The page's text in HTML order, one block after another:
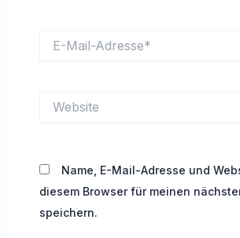
Mail-
Name, E-Mail-Adresse und
diesem Browser für meinen
speichern.